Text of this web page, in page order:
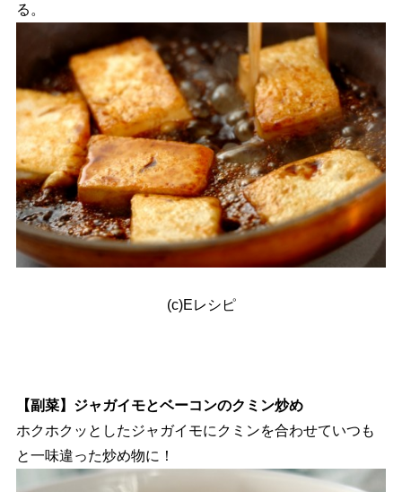
る。
(c)Eレシピ
【副菜】ジャガイモとベーコンのクミン炒め
ホクホクッとしたジャガイモにクミンを合わせていつも
と一味違った炒め物に！